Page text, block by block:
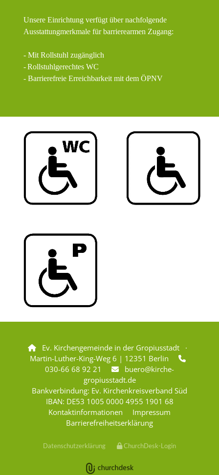
Unsere Einrichtung verfügt über nachfolgende
Ausstattungmerkmale für barrierearmen Zugang:
- Mit Rollstuhl zugänglich
-Rollstuhlgerechtes WC
- Barrierefreie Erreichbarkeit mit dem ÖPNV

Ev. Kirchengemeinde in der Gropiusstadt ·
Martin-Luther-King-Weg 6 | 12351 Berlin

030-66 68 92 21 
buero@kirche-
gropiusstadt.de
Bankverbindung: Ev. Kirchenkreisverband Süd
IBAN: DE53 1005 0000 4955 1901 68
Kontaktinformationen
Impressum
Barrierefreiheitserklärung
Datenschutzerklärung ChurchDesk-Login